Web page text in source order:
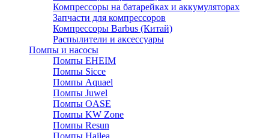
Компрессоры на батарейках и аккумуляторах
Запчасти для компрессоров
Компрессоры Barbus (Китай)
Распылители и аксессуары
Помпы и насосы
Помпы EHEIM
Помпы Sicce
Помпы Aquael
Помпы Juwel
Помпы OASE
Помпы KW Zone
Помпы Resun
Помпы Hailea